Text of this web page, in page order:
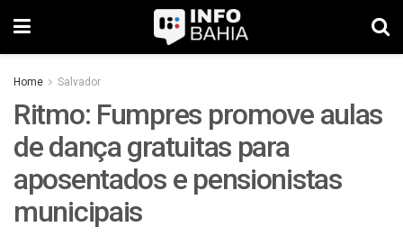
Home Salvador
Ritmo: Fumpres promove aulas
de dança gratuitas para
aposentados e pensionistas
municipais